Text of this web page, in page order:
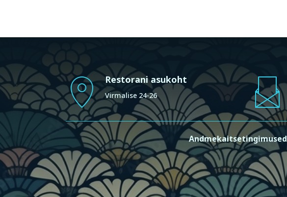
Restorani asukoht
Virmalise 24-26
Andmekaitsetingimused